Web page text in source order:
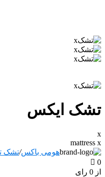
تشک ایکس
x
mattress x
هومی باکس/تشک
0
از 0 رای